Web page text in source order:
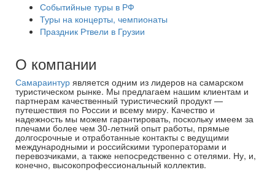
Событийные туры в РФ
Туры на концерты, чемпионаты
Праздник Ртвели в Грузии
О компании
Самараинтур является одним из лидеров на самарском
туристическом рынке. Мы предлагаем нашим клиентам и
партнерам качественный туристический продукт —
путешествия по России и всему миру. Качество и
надежность мы можем гарантировать, поскольку имеем за
плечами более чем 30-летний опыт работы, прямые
долгосрочные и отработанные контакты с ведущими
международными и российскими туроператорами и
перевозчиками, а также непосредственно с отелями. Ну, и,
конечно, высокопрофессиональный коллектив.